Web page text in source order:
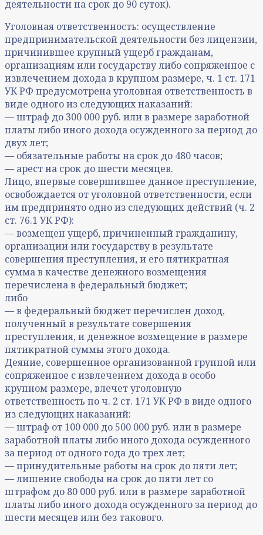
деятельности на срок до 90 суток).
Уголовная ответственность: осуществление
предпринимательской деятельности без лицензии,
причинившее крупный ущерб гражданам,
организациям или государству либо сопряженное с
извлечением дохода в крупном размере, ч. 1 ст. 171
УК РФ предусмотрена уголовная ответственность в
виде одного из следующих наказаний:
— штраф до 300 000 руб. или в размере заработной
платы либо иного дохода осужденного за период до
двух лет;
— обязательные работы на срок до 480 часов;
— арест на срок до шести месяцев.
Лицо, впервые совершившее данное преступление,
освобождается от уголовной ответственности, если
им предпринято одно из следующих действий (ч. 2
ст. 76.1 УК РФ):
— возмещен ущерб, причиненный гражданину,
организации или государству в результате
совершения преступления, и его пятикратная
сумма в качестве денежного возмещения
перечислена в федеральный бюджет;
либо
— в федеральный бюджет перечислен доход,
полученный в результате совершения
преступления, и денежное возмещение в размере
пятикратной суммы этого дохода.
Деяние, совершенное организованной группой или
сопряженное с извлечением дохода в особо
крупном размере, влечет уголовную
ответственность по ч. 2 ст. 171 УК РФ в виде одного
из следующих наказаний:
— штраф от 100 000 до 500 000 руб. или в размере
заработной платы либо иного дохода осужденного
за период от одного года до трех лет;
— принудительные работы на срок до пяти лет;
— лишение свободы на срок до пяти лет со
штрафом до 80 000 руб. или в размере заработной
платы либо иного дохода осужденного за период до
шести месяцев или без такового.